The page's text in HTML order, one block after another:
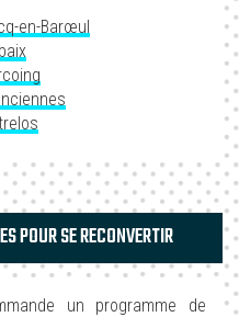
en-Barœul
POUR SE RECONVERTIR
un programme de